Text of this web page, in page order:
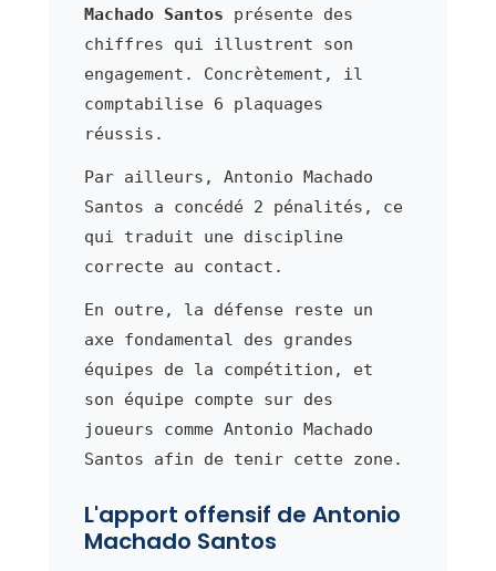
Machado Santos présente des
chiffres qui illustrent son
engagement. Concrètement, il
comptabilise 6 plaquages
réussis.
Par ailleurs, Antonio Machado
Santos a concédé 2 pénalités, ce
qui traduit une discipline
correcte au contact.
En outre, la défense reste un
axe fondamental des grandes
équipes de la compétition, et
son équipe compte sur des
joueurs comme Antonio Machado
Santos afin de tenir cette zone.
L'apport offensif de Antonio
Machado Santos